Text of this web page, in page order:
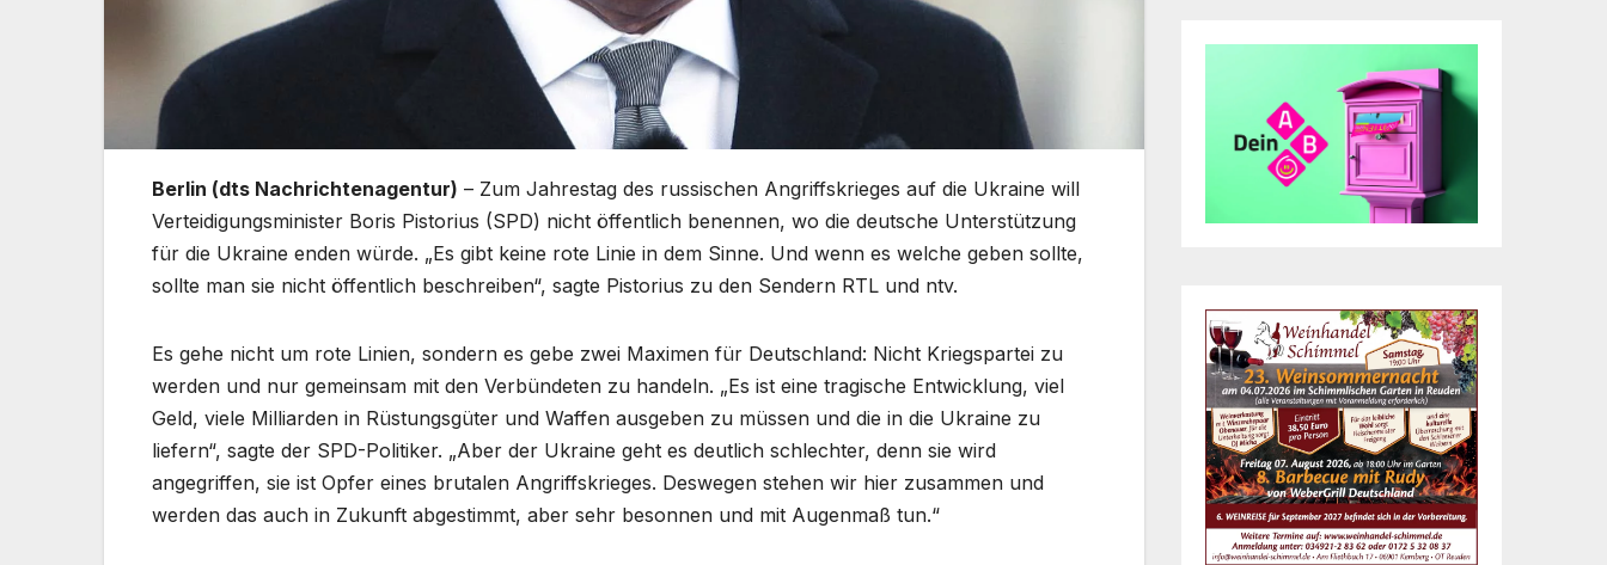
Berlin (dts Nachrichtenagentur) – Zum Jahrestag des russischen Angriffskrieges auf die Ukraine will
Verteidigungsminister Boris Pistorius (SPD) nicht öffentlich benennen, wo die deutsche Unterstützung
für die Ukraine enden würde. „Es gibt keine rote Linie in dem Sinne. Und wenn es welche geben sollte,
sollte man sie nicht öffentlich beschreiben“, sagte Pistorius zu den Sendern RTL und ntv.
Es gehe nicht um rote Linien, sondern es gebe zwei Maximen für Deutschland: Nicht Kriegspartei zu
werden und nur gemeinsam mit den Verbündeten zu handeln. „Es ist eine tragische Entwicklung, viel
Geld, viele Milliarden in Rüstungsgüter und Waffen ausgeben zu müssen und die in die Ukraine zu
liefern“, sagte der SPD-Politiker. „Aber der Ukraine geht es deutlich schlechter, denn sie wird
angegriffen, sie ist Opfer eines brutalen Angriffskrieges. Deswegen stehen wir hier zusammen und
werden das auch in Zukunft abgestimmt, aber sehr besonnen und mit Augenmaß tun.“